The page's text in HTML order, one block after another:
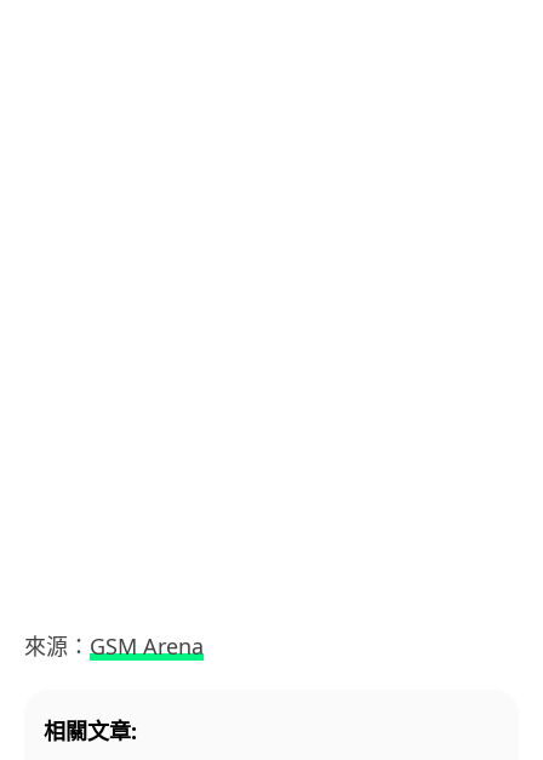
來源： GSM Arena
相關文章: